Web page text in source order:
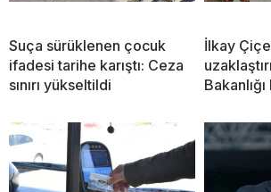
Suça sürüklenen çocuk
ifadesi tarihe karıştı: Ceza
sınırı yükseltildi
İlkay
Bakanlığı